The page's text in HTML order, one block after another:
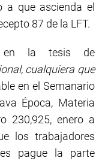
a que ascienda el
87 de la LFT.
en la tesis de
cualquiera que
en el Semanario
Época, Materia
230,925, enero a
los trabajadores
pague la parte